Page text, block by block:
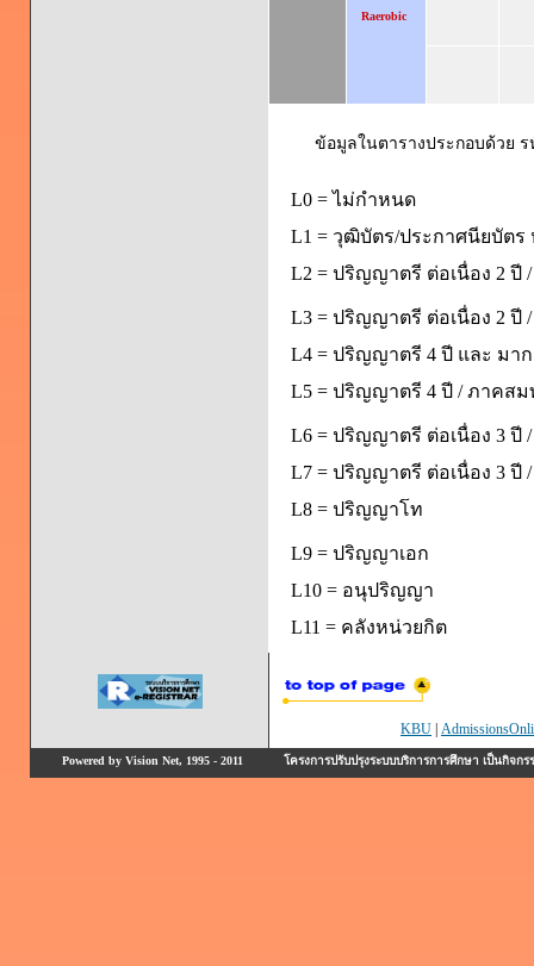
Raerobic
ข้อมูลในตารางประกอบด้วย
L0 = ไม่กำหนด
L1 = วุฒิบัตร/ประกาศนียบัตร
L2 = ปริญญาตรี ต่อเนื่อง 2 ปี
L3 = ปริญญาตรี ต่อเนื่อง 2 ปี
L4 = ปริญญาตรี 4 ปี และ มา
L5 = ปริญญาตรี 4 ปี / ภาคส
L6 = ปริญญาตรี ต่อเนื่อง 3 ปี
L7 = ปริญญาตรี ต่อเนื่อง 3 ปี
L8 = ปริญญาโท
L9 = ปริญญาเอก
L10 = อนุปริญญา
L11 = คลังหน่วยกิต
KBU
Powered by Vision Net, 1995 - 2011 โครงการปรับปรุงระบบบริการการศึกษา เป็นกิ